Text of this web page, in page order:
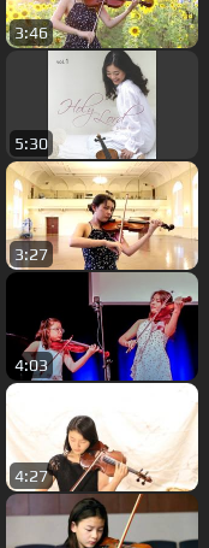
3:46
5:30
3:27
4:03
4:27